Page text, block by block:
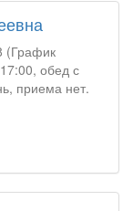
(График
обед с
приема нет.